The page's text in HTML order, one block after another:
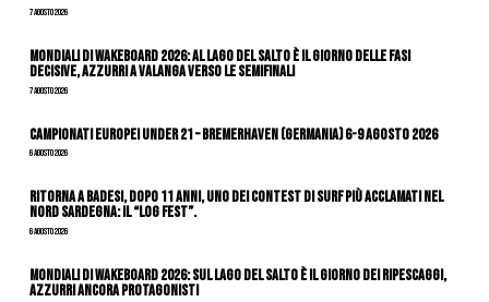
7 Agosto 2026
Mondiali di Wakeboard 2026: al Lago del Salto è il giorno delle fasi
decisive, azzurri a valanga verso le semifinali
7 Agosto 2026
Campionati Europei Under 21 – Bremerhaven (Germania) 6-9 agosto 2026
6 Agosto 2026
Ritorna a Badesi, dopo 11 anni, uno dei contest di surf più acclamati nel
nord Sardegna: il “Log Fest”.
6 Agosto 2026
Mondiali di Wakeboard 2026: sul Lago del Salto è il giorno dei ripescaggi,
azzurri ancora protagonisti